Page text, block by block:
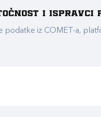
i ispravci
podatke iz COMET-a,